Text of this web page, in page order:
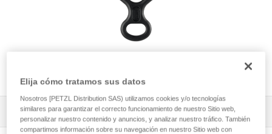
Todos los contenidos técnicos 1 Filtrar
Elija cómo tratamos sus datos
Nosotros [PETZL Distribution SAS) utilizamos cookies y/o tecnologías
similares para garantizar el correcto funcionamiento de nuestro Sitio web,
personalizar nuestro contenido y anuncios, y analizar nuestro tráfico. También
compartimos información sobre su navegación en nuestro Sitio web con